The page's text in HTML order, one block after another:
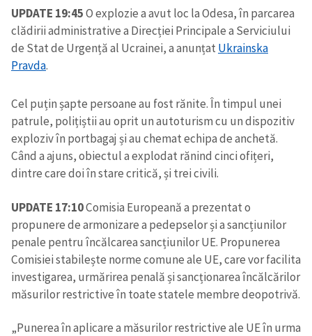
UPDATE 19:45O explozie a avut loc la Odesa, în parcarea
clădirii administrative a Direcției Principale a Serviciului
de Stat de Urgență al Ucrainei, a anunțat Ukrainska
Pravda.
Cel puțin șapte persoane au fost rănite. În timpul unei
patrule, polițiștii au oprit un autoturism cu un dispozitiv
exploziv în portbagaj și au chemat echipa de anchetă.
Când a ajuns, obiectul a explodat rănind cinci ofițeri,
dintre care doi în stare critică, și trei civili.
UPDATE 17:10Comisia Europeană a prezentat o
propunere de armonizare a pedepselor și a sancțiunilor
penale pentru încălcarea sancțiunilor UE. Propunerea
Comisiei stabilește norme comune ale UE, care vor facilita
investigarea, urmărirea penală și sancționarea încălcărilor
măsurilor restrictive în toate statele membre deopotrivă.
„Punerea în aplicare a măsurilor restrictive ale UE în urma